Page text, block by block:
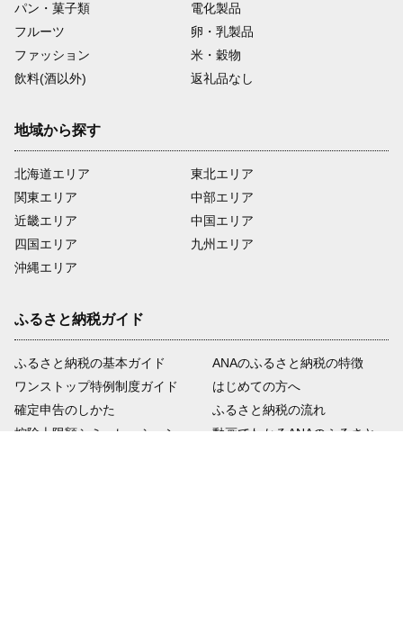
寄付額
パン・菓子類
電化製品
フルーツ
卵・乳製品
ファッション
米・穀物
飲料(酒以外)
返礼品なし
地域から探す
北海道エリア
関東エリア
近畿エリア
四国エリア
沖縄エリア
東北エリア
中部エリア
中国エリア
九州エリア
ふるさと納税ガイド
ふるさと納税の基本ガイド
ワンストップ特例制度ガイド
確定申告のしかた
控除上限額シミュレーション
ANAのふるさと納税の特徴
はじめての方へ
ふるさと納税の流れ
動画でわかるANAのふるさと